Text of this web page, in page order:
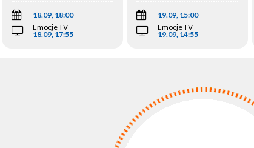
18.09, 18:00
Emocje TV
18.09, 17:55
19.09, 15:00
Emocje TV
19.09, 14:55